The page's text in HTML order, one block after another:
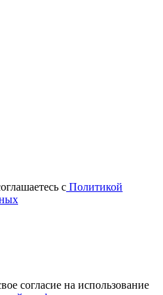
с Политикой
согласие на использование